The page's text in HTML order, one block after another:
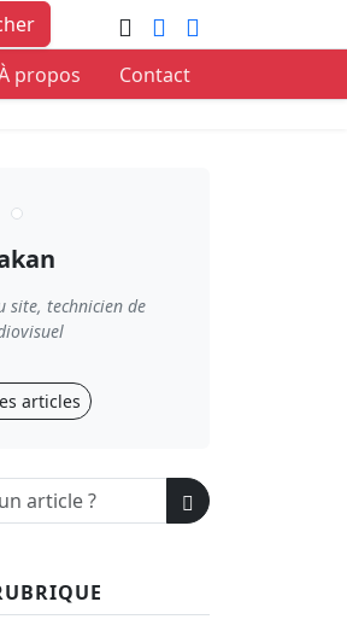
propos Contact
site, technicien de
articles